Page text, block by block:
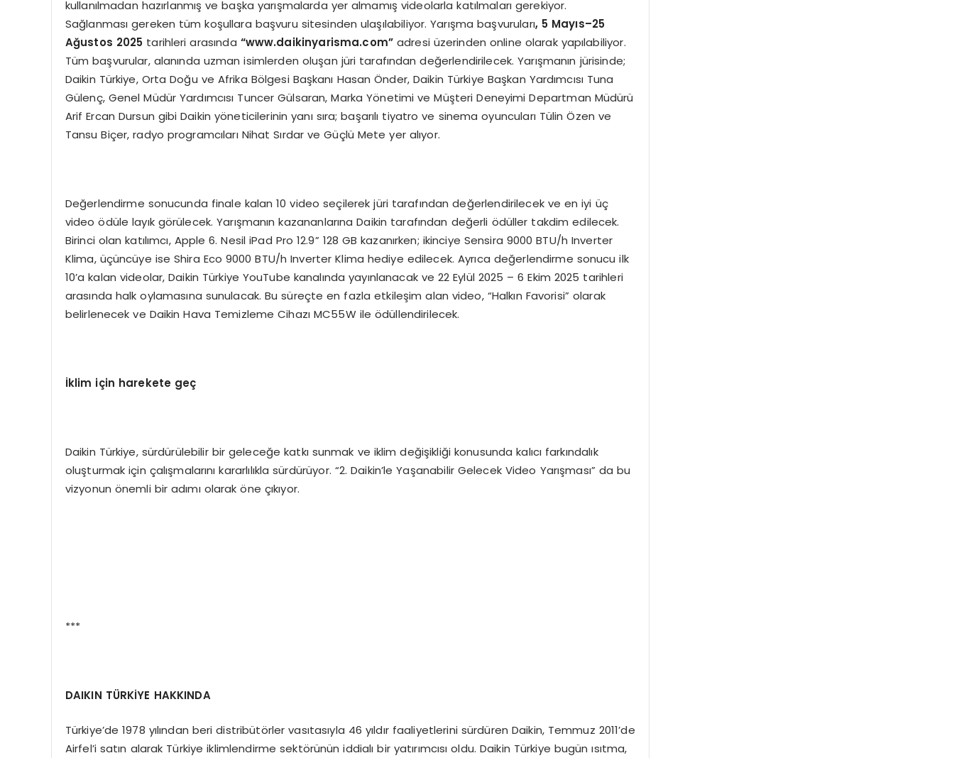
kullanılmadan hazırlanmış ve başka yarışmalarda yer almamış videolarla katılmaları gerekiyor.
Sağlanması gereken tüm koşullara başvuru sitesinden ulaşılabiliyor. Yarışma başvuruları, 5 Mayıs–25
Ağustos 2025 tarihleri arasında “www.daikinyarisma.com” adresi üzerinden online olarak yapılabiliyor.
Tüm başvurular, alanında uzman isimlerden oluşan jüri tarafından değerlendirilecek. Yarışmanın jürisinde;
Daikin Türkiye, Orta Doğu ve Afrika Bölgesi Başkanı Hasan Önder, Daikin Türkiye Başkan Yardımcısı Tuna
Gülenç, Genel Müdür Yardımcısı Tuncer Gülsaran, Marka Yönetimi ve Müşteri Deneyimi Departman Müdürü
Arif Ercan Dursun gibi Daikin yöneticilerinin yanı sıra; başarılı tiyatro ve sinema oyuncuları Tülin Özen ve
Tansu Biçer, radyo programcıları Nihat Sırdar ve Güçlü Mete yer alıyor.
Değerlendirme sonucunda finale kalan 10 video seçilerek jüri tarafından değerlendirilecek ve en iyi üç
video ödüle layık görülecek. Yarışmanın kazananlarına Daikin tarafından değerli ödüller takdim edilecek.
Birinci olan katılımcı, Apple 6. Nesil iPad Pro 12.9” 128 GB kazanırken; ikinciye Sensira 9000 BTU/h Inverter
Klima, üçüncüye ise Shira Eco 9000 BTU/h Inverter Klima hediye edilecek. Ayrıca değerlendirme sonucu ilk
10’a kalan videolar, Daikin Türkiye YouTube kanalında yayınlanacak ve 22 Eylül 2025 – 6 Ekim 2025 tarihleri
arasında halk oylamasına sunulacak. Bu süreçte en fazla etkileşim alan video, “Halkın Favorisi” olarak
belirlenecek ve Daikin Hava Temizleme Cihazı MC55W ile ödüllendirilecek.
İklim için harekete geç
Daikin Türkiye, sürdürülebilir bir geleceğe katkı sunmak ve iklim değişikliği konusunda kalıcı farkındalık
oluşturmak için çalışmalarını kararlılıkla sürdürüyor. “2. Daikin’le Yaşanabilir Gelecek Video Yarışması” da bu
vizyonun önemli bir adımı olarak öne çıkıyor.
***
DAIKIN TÜRKİYE HAKKINDA
Türkiye’de 1978 yılından beri distribütörler vasıtasıyla 46 yıldır faaliyetlerini sürdüren Daikin, Temmuz 2011’de
Airfel’i satın alarak Türkiye iklimlendirme sektörünün iddialı bir yatırımcısı oldu. Daikin Türkiye bugün ısıtma,